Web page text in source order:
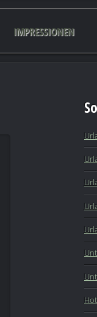
IMPRESSIONEN